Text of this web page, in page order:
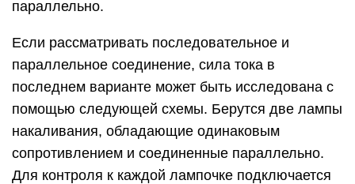
параллельно.
Если рассматривать последовательное и
параллельное соединение, сила тока в
последнем варианте может быть исследована с
помощью следующей схемы. Берутся две лампы
накаливания, обладающие одинаковым
сопротивлением и соединенные параллельно.
Для контроля к каждой лампочке подключается